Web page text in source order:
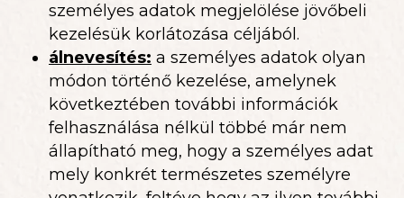
személyes adatok megjelölése jövőbeli
kezelésük korlátozása céljából.
álnevesítés: a személyes adatok olyan
módon történő kezelése, amelynek
következtében további információk
felhasználása nélkül többé már nem
állapítható meg, hogy a személyes adat
mely konkrét természetes személyre